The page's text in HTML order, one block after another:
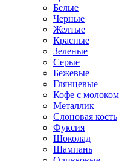
Белые
Черные
Желтые
Красные
Зеленые
Серые
Бежевые
Глянцевые
Кофе с молоком
Металлик
Слоновая кость
Фуксия
Шоколад
Шампань